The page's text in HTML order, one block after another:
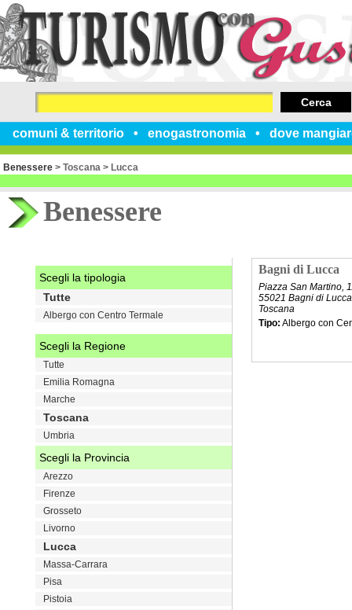
comuni & territorio enogastronomia dove
Cerca
Benessere > Toscana > Lucca
Benessere
Bagni di Lucca
Piazza San Martino,
55021 Bagni di
Toscana
Tipo: Albergo con
Scegli la tipologia
Tutte
Albergo con Centro Termale
Scegli la Regione
Tutte
Emilia Romagna
Marche
Toscana
Umbria
Scegli la Provincia
Arezzo
Firenze
Grosseto
Livorno
Lucca
Massa-Carrara
Pisa
Pistoia